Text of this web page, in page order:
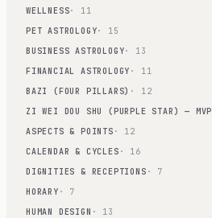
WELLNESS· 11
PET ASTROLOGY· 15
BUSINESS ASTROLOGY· 13
FINANCIAL ASTROLOGY · 11
BAZI (FOUR PILLARS) · 12
ZI WEI DOU SHU (PURPLE STAR) — MVP
ASPECTS & POINTS · 12
CALENDAR & CYCLES · 16
DIGNITIES & RECEPTIONS · 7
HORARY · 7
HUMAN DESIGN · 13